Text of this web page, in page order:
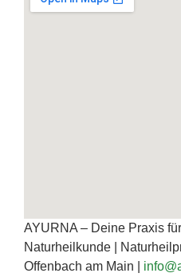
AYURNA – Deine Praxis
Naturheilkunde |
Offenbach am Main |